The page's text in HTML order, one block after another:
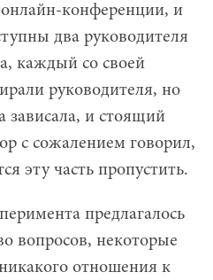
конференции, и
два руководителя
каждый со своей
руководителя, но
зависала, и стоящий
с сожалением говорил,
эту часть пропустить.
предлагалось
вопросов, некоторые
отношения к